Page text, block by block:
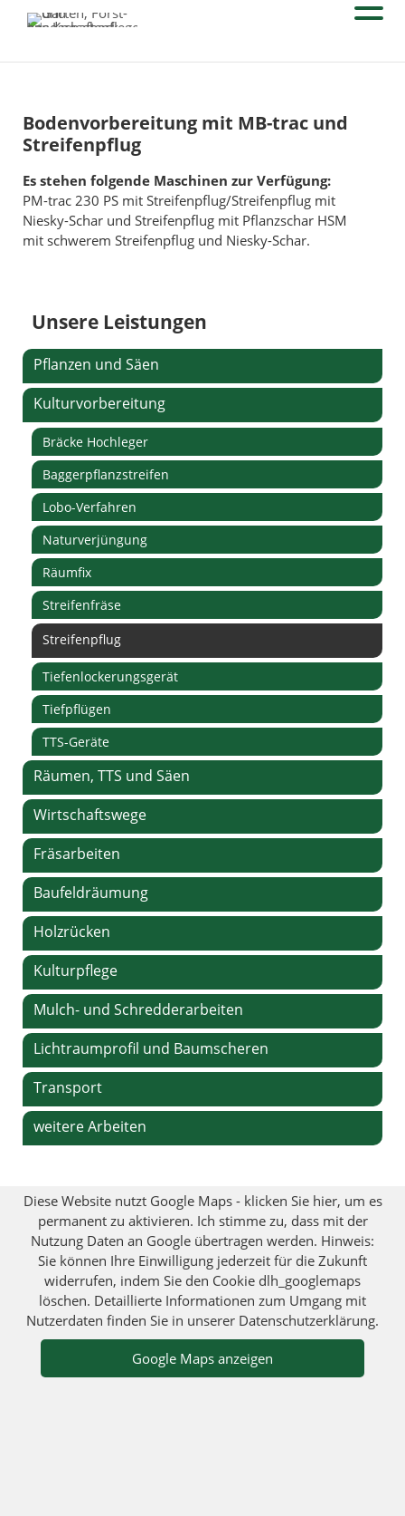
Bodenvorbereitung mit MB-trac und
Streifenpflug
Es stehen folgende Maschinen zur Verfügung:
PM-trac 230 PS mit Streifenpflug/Streifenpflug mit
Niesky-Schar und Streifenpflug mit Pflanzschar HSM
mit schwerem Streifenpflug und Niesky-Schar.
Unsere Leistungen
Pflanzen und Säen
Kulturvorbereitung
Bräcke Hochleger
Baggerpflanzstreifen
Lobo-Verfahren
Naturverjüngung
Räumfix
Streifenfräse
Streifenpflug
Tiefenlockerungsgerät
Tiefpflügen
TTS-Geräte
Räumen, TTS und Säen
Wirtschaftswege
Fräsarbeiten
Baufeldräumung
Holzrücken
Kulturpflege
Mulch- und Schredderarbeiten
Lichtraumprofil und Baumscheren
Transport
weitere Arbeiten
Diese Website nutzt Google Maps - klicken Sie hier, um es
permanent zu aktivieren. Ich stimme zu, dass mit der
Nutzung Daten an Google übertragen werden. Hinweis:
Sie können Ihre Einwilligung jederzeit für die Zukunft
widerrufen, indem Sie den Cookie dlh_googlemaps
löschen. Detaillierte Informationen zum Umgang mit
Nutzerdaten finden Sie in unserer Datenschutzerklärung.
Google Maps anzeigen